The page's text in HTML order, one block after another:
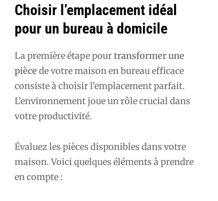
Choisir l’emplacement idéal
pour un bureau à domicile
La première étape pourtransformer une
pièce de votre maison en bureau efficace
consiste à choisir l’emplacement parfait.
L’environnement joue un rôle crucial dans
votre productivité.
Évaluez les pièces disponibles dans votre
maison. Voici quelques éléments à prendre
en compte :